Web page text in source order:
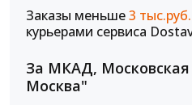
Заказы меньше3 тыс.руб.
курьерами сервиса
За МКАД,
Москва"